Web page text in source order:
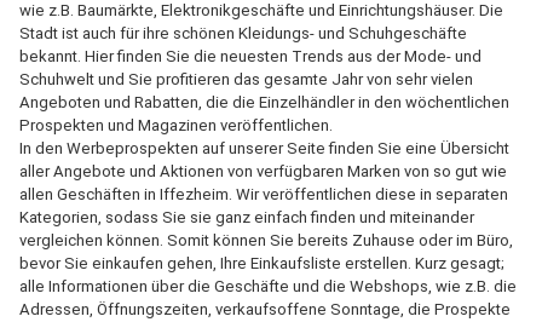
wie z.B. Baumärkte, Elektronikgeschäfte und Einrichtungshäuser. Die
Stadt ist auch für ihre schönen Kleidungs- und Schuhgeschäfte
bekannt. Hier finden Sie die neuesten Trends aus der Mode- und
Schuhwelt und Sie profitieren das gesamte Jahr von sehr vielen
Angeboten und Rabatten, die die Einzelhändler in den wöchentlichen
Prospekten und Magazinen veröffentlichen.
In den Werbeprospekten auf unserer Seite finden Sie eine Übersicht
aller Angebote und Aktionen von verfügbaren Marken von so gut wie
allen Geschäften in Iffezheim. Wir veröffentlichen diese in separaten
Kategorien, sodass Sie sie ganz einfach finden und miteinander
vergleichen können. Somit können Sie bereits Zuhause oder im Büro,
bevor Sie einkaufen gehen, Ihre Einkaufsliste erstellen. Kurz gesagt;
alle Informationen über die Geschäfte und die Webshops, wie z.B. die
Adressen, Öffnungszeiten, verkaufsoffene Sonntage, die Prospekte